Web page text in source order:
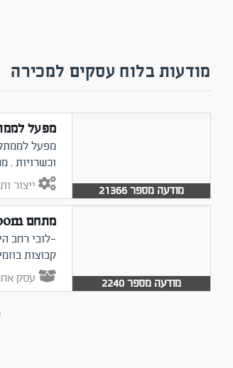
מודעות בלוח עסקים למכירה
מודעה מספר 21366
מפעל
מפעל
וכשרויות .
ייצור
מודעה מספר 2240
מתחם Quest Room...
קבוצות
עסק